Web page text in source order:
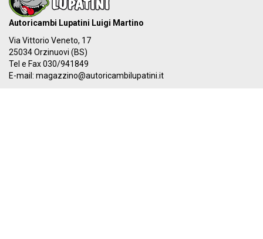
Autoricambi Lupatini Luigi Martino
Via Vittorio Veneto, 17
25034 Orzinuovi (BS)
Tel e Fax 030/941849
E-mail: magazzino@autoricambilupatini.it